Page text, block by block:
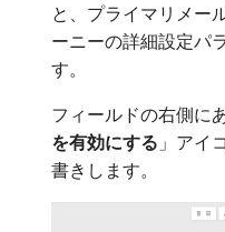
と、プライマリメー
ーニーの詳細設定パ
す。
フィールドの右側に
を有効にする 」アイ
書きします。